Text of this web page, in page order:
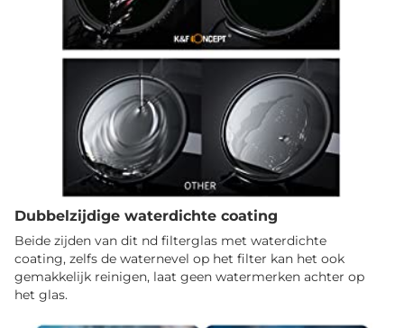
Dubbelzijdige waterdichte coating
Beide zijden van dit nd filterglas met waterdichte
coating, zelfs de waternevel op het filter kan het ook
gemakkelijk reinigen, laat geen watermerken achter op
het glas.